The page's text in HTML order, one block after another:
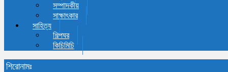
সম্পাদকীয়
সাক্ষাৎকার
সাহিত্য
শিল্পঘর
কিচিমিচি
শিরোনামঃ